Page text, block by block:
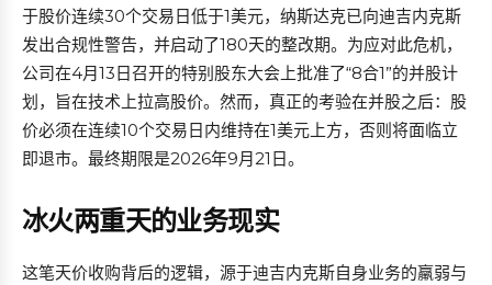
于股价连续30个交易日低于1美元，纳斯达克已向迪吉内克斯
发出合规性警告，并启动了180天的整改期。为应对此危机，
公司在4月13日召开的特别股东大会上批准了“8合1”的并股计
划，旨在技术上拉高股价。然而，真正的考验在并股之后：股
价必须在连续10个交易日内维持在1美元上方，否则将面临立
即退市。最终期限是2026年9月21日。
冰火两重天的业务现实
这笔天价收购背后的逻辑，源于迪吉内克斯自身业务的羸弱与